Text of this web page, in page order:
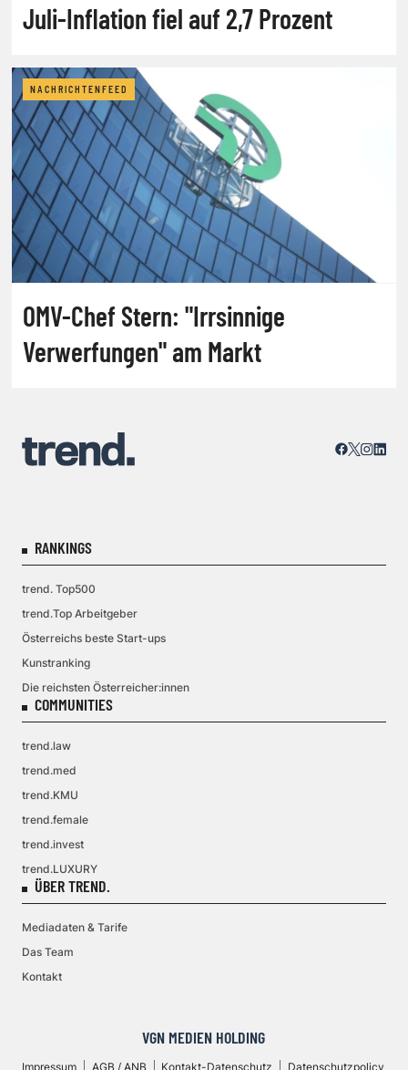
Juli-Inflation fiel auf 2,7 Prozent
NACHRICHTENFEED
OMV-Chef Stern: "Irrsinnige
Verwerfungen" am Markt
RANKINGS
trend. Top500
trend.Top Arbeitgeber
Österreichs beste Start-ups
Kunstranking
Die reichsten Österreicher:innen
COMMUNITIES
trend.law
trend.med
trend.KMU
trend.female
trend.invest
trend.LUXURY
ÜBER TREND.
Mediadaten & Tarife
Das Team
Kontakt
VGN MEDIEN HOLDING
Impressum AGB / ANB Kontakt-Datenschutz Datenschutzpolicy